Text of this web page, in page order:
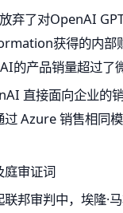
弃了对OpenAI
获得的内部
的产品销量超过了
直接面向企业的
过 Azure 销售相同
庭审证词
邦审判中，埃隆·